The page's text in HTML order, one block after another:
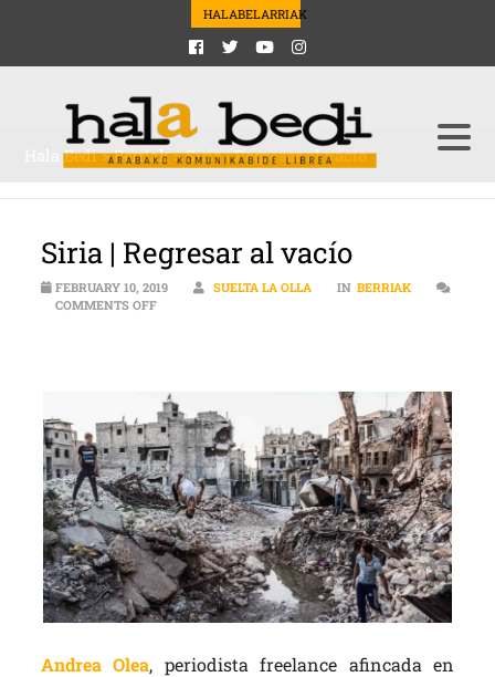
HALABELARRIAK
Hala Bedi>Berriak>Siria | Regresar al vacío
Siria | Regresar al vacío
FEBRUARY 10, 2019 SUELTA LA OLLA IN BERRIAK
COMMENTS OFFON SIRIA | REGRESAR AL VACÍO
Andrea Olea, periodista freelance afincada en